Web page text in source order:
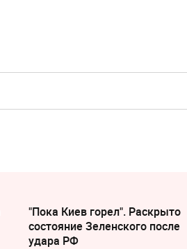
"Пока Киев горел". Раскрыто
состояние Зеленского после
удара РФ